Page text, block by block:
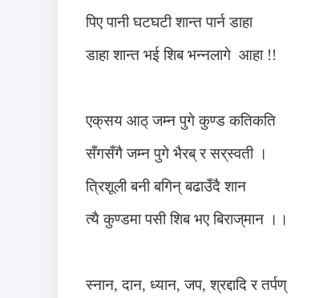
पिए पानी घटघटी शान्त पार्न डाहा
डाहा शान्त भई शिब भन्नलागे आहा !!
एक्‌सय आठ् जम्न पुगे कुण्ड कतिकति
सँगसँगै जम्न पुगे भैरब् र सर्‌स्वती ।
त्रिशूली बनी बगिन् बढाउँदै शान
त्यै कुण्डमा पसी शिब भए बिराज्‌मान ।।
स्नान, दान, ध्यान, जप, श्रद्दादि र तर्पण्